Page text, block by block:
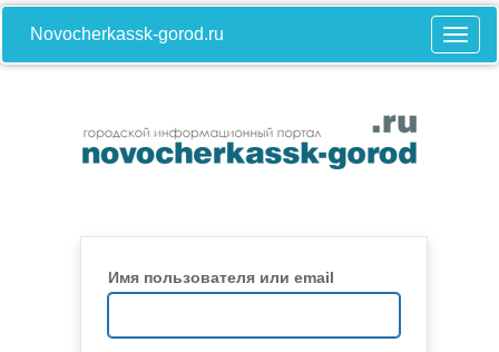
Novocherkassk-gorod.ru
Имя пользователя или email